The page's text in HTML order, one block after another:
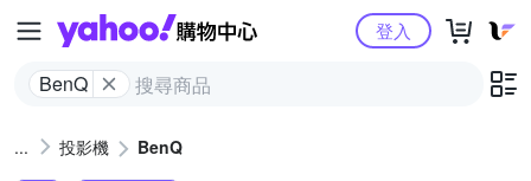
Yahoo購物中心
BenQ
登入
投影機 BenQ